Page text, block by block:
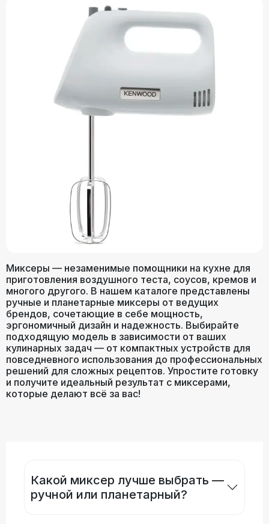
Миксеры — незаменимые помощники на кухне для
приготовления воздушного теста, соусов, кремов и
многого другого. В нашем каталоге представлены
ручные и планетарные миксеры от ведущих
брендов, сочетающие в себе мощность,
эргономичный дизайн и надежность. Выбирайте
подходящую модель в зависимости от ваших
кулинарных задач — от компактных устройств для
повседневного использования до профессиональных
решений для сложных рецептов. Упростите готовку
и получите идеальный результат с миксерами,
которые делают всё за вас!
Какой миксер лучше выбрать —
ручной или планетарный?